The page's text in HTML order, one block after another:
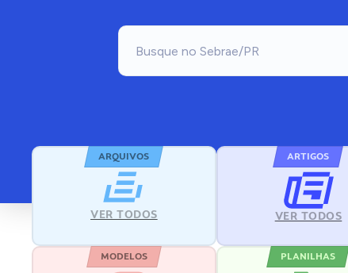
ARQUIVOS
VER TODOS
ARTIGOS
VER TODOS
MODELOS PLANILHAS